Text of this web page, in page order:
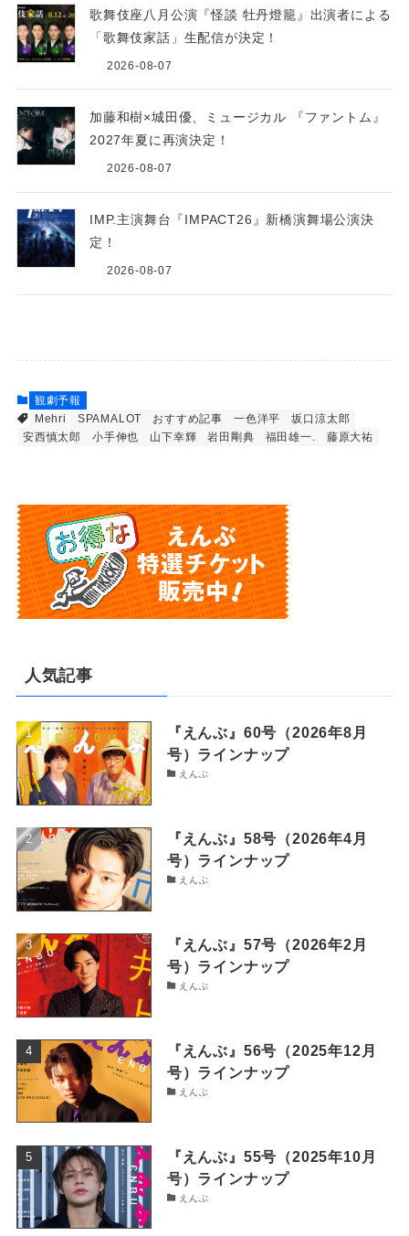
歌舞伎座八月公演『怪談 牡丹燈籠』出演者による
「歌舞伎家話」生配信が決定！
2026-08-07
加藤和樹×城田優、ミュージカル 『ファントム』
2027年夏に再演決定！
2026-08-07
IMP.主演舞台『IMPACT26』新橋演舞場公演決
定！
2026-08-07
観劇予報
Mehri
SPAMALOT おすすめ記事 一色洋平
坂口涼太郎
安西慎太郎
小手伸也 山下幸輝 岩田剛典 福田雄一. 藤原大祐
人気記事
『えんぶ』60号（2026年8月
号）ラインナップ
えんぶ
『えんぶ』58号（2026年4月
号）ラインナップ
えんぶ
『えんぶ』57号（2026年2月
号）ラインナップ
えんぶ
『えんぶ』56号（2025年12月
号）ラインナップ
えんぶ
『えんぶ』55号（2025年10月
号）ラインナップ
えんぶ